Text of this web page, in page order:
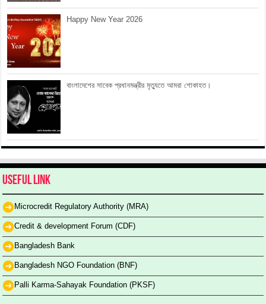
Happy New Year 2026
বাংলাদেশের সাবেক প্রধানমন্ত্রীর মৃত্যুতে আমরা শোকাহত।
Useful Link
Microcredit Regulatory Authority (MRA)
Credit & development Forum (CDF)
Bangladesh Bank
Bangladesh NGO Foundation (BNF)
Palli Karma-Sahayak Foundation (PKSF)